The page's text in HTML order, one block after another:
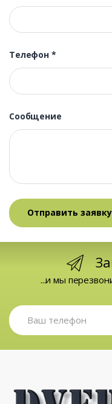
Телефон *
Сообщение
...и мы